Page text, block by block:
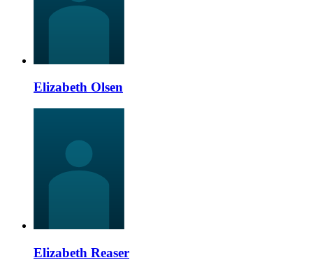
Elizabeth Olsen
Elizabeth Reaser